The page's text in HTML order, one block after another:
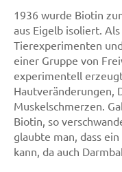
1936 wurde Biotin
aus Eigelb isoliert. Als
Tierexperimenten
einer Gruppe von
experimentell
Hautveränderungen,
Muskelschmerzen.
Biotin, so
glaubte man, dass
kann, da auch